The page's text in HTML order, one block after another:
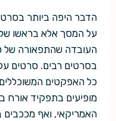
הדבר היפה ביותר
על המסך אלא בראשו
העובדה שהתפאורה של
בסרטים רבים. סרטים
כל האפקטים
מופיעים בתפקיד אורח
האמריקאי, ואף